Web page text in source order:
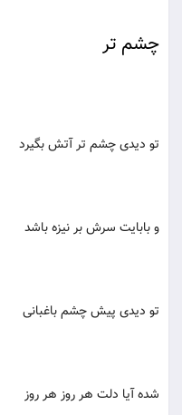
چشم تر
تو دیدی چشم تر آتش بگیرد
و بابایت سرش بر نیزه باشد
تو دیدی پیش چشم باغبانی
شده آیا دلت هر روز هر روز